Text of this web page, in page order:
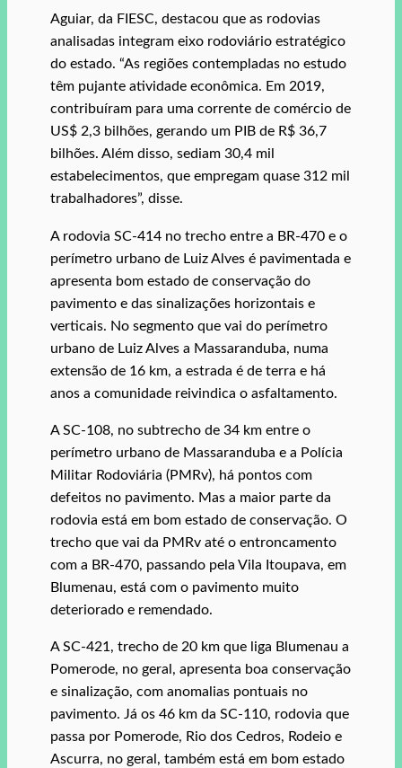
Aguiar, da FIESC, destacou que as rodovias
analisadas integram eixo rodoviário estratégico
do estado. “As regiões contempladas no estudo
têm pujante atividade econômica. Em 2019,
contribuíram para uma corrente de comércio de
US$ 2,3 bilhões, gerando um PIB de R$ 36,7
bilhões. Além disso, sediam 30,4 mil
estabelecimentos, que empregam quase 312 mil
trabalhadores”, disse.
A rodovia SC-414 no trecho entre a BR-470 e o
perímetro urbano de Luiz Alves é pavimentada e
apresenta bom estado de conservação do
pavimento e das sinalizações horizontais e
verticais. No segmento que vai do perímetro
urbano de Luiz Alves a Massaranduba, numa
extensão de 16 km, a estrada é de terra e há
anos a comunidade reivindica o asfaltamento.
A SC-108, no subtrecho de 34 km entre o
perímetro urbano de Massaranduba e a Polícia
Militar Rodoviária (PMRv), há pontos com
defeitos no pavimento. Mas a maior parte da
rodovia está em bom estado de conservação. O
trecho que vai da PMRv até o entroncamento
com a BR-470, passando pela Vila Itoupava, em
Blumenau, está com o pavimento muito
deteriorado e remendado.
A SC-421, trecho de 20 km que liga Blumenau a
Pomerode, no geral, apresenta boa conservação
e sinalização, com anomalias pontuais no
pavimento. Já os 46 km da SC-110, rodovia que
passa por Pomerode, Rio dos Cedros, Rodeio e
Ascurra, no geral, também está em bom estado